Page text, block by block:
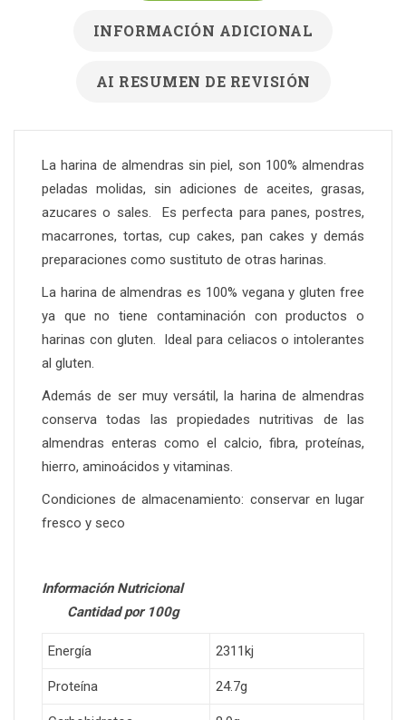
INFORMACIÓN ADICIONAL
AI RESUMEN DE REVISIÓN
La harina de almendras sin piel, son 100% almendras
peladas molidas, sin adiciones de aceites, grasas,
azucares o sales. Es perfecta para panes, postres,
macarrones, tortas, cup cakes, pan cakes y demás
preparaciones como sustituto de otras harinas.
La harina de almendras es 100% vegana y gluten free
ya que no tiene contaminación con productos o
harinas con gluten. Ideal para celiacos o intolerantes
al gluten.
Además de ser muy versátil, la harina de almendras
conserva todas las propiedades nutritivas de las
almendras enteras como el calcio, fibra, proteínas,
hierro, aminoácidos y vitaminas.
Condiciones de almacenamiento: conservar en lugar
fresco y seco
Información Nutricional
Cantidad por 100g
Energía 2311kj
Proteína 24.7g